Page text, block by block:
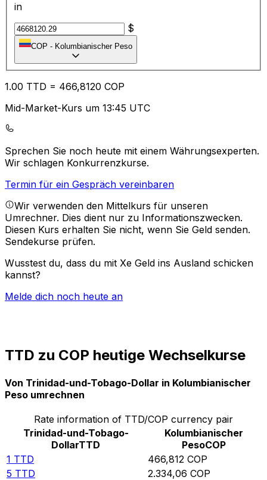
in
$
COP - Kolumbianischer Peso
1.00 TTD = 466,8120 COP
Mid-Market-Kurs um 13:45 UTC
Sprechen Sie noch heute mit einem Währungsexperten.
Wir schlagen Konkurrenzkurse.
Termin für ein Gespräch vereinbaren
Wir verwenden den Mittelkurs für unseren
Umrechner. Dies dient nur zu Informationszwecken.
Diesen Kurs erhalten Sie nicht, wenn Sie Geld senden.
Sendekurse prüfen.
Wusstest du, dass du mit Xe Geld ins Ausland schicken
kannst?
Melde dich noch heute an
TTD zu COP heutige Wechselkurse
Von Trinidad-und-Tobago-Dollar in Kolumbianischer
Peso umrechnen
Rate information of TTD/COP currency pair
Trinidad-und-Tobago-
DollarTTD
Kolumbianischer
PesoCOP
1 TTD 466,812 COP
5 TTD 2.334,06 COP